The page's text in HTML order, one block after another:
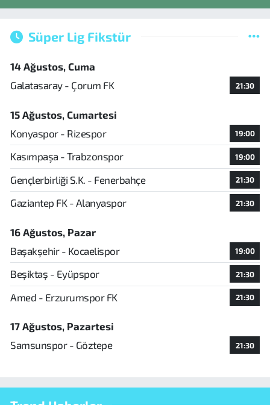
Süper Lig Fikstür
14 Ağustos, Cuma
Galatasaray - Çorum FK
21:30
15 Ağustos, Cumartesi
Konyaspor - Rizespor
19:00
Kasımpaşa - Trabzonspor 19:00
Gençlerbirliği S.K. - Fenerbahçe 21:30
Gaziantep FK - Alanyaspor 21:30
16 Ağustos, Pazar
Başakşehir - Kocaelispor
19:00
Beşiktaş - Eyüpspor 21:30
Amed - Erzurumspor FK 21:30
17 Ağustos, Pazartesi
Samsunspor - Göztepe
21:30